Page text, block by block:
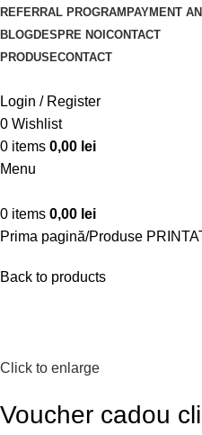
REFERRAL PROGRAM PAYMENT
BLOGDESPRE NOI CONTACT
PRODUSECONTACT
Login / Register
0 Wishlist
0 items 0,00 lei
Menu
0 items 0,00 lei
Prima pagină Produse
Back to products
Click to enlarge
Voucher cadou